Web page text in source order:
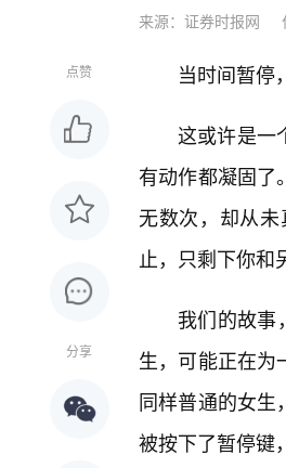
来源：证券时报网
点赞
分享
当时间暂停
这或许是一
有动作都凝固了
无数次，却从
止，只剩下你和
我们的故事
生，可能正在为
同样普通的女生
被按下了暂停键